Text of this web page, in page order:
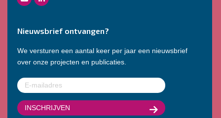
Nieuwsbrief ontvangen?
We versturen een aantal keer per jaar een nieuwsbrief
over onze projecten en publicaties.
E-
mailadres(Vereist)